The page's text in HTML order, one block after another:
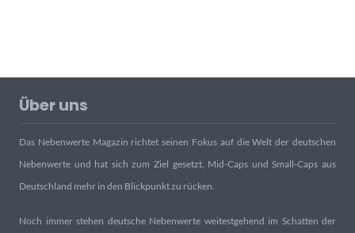
Über uns
Das Nebenwerte Magazin richtet seinen Fokus auf die Welt der deutschen
Nebenwerte und hat sich zum Ziel gesetzt, Mid-Caps und Small-Caps aus
Deutschland mehr in den Blickpunkt zu rücken.
Noch immer stehen deutsche Nebenwerte weitestgehend im Schatten der